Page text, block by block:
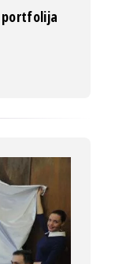
portfolija